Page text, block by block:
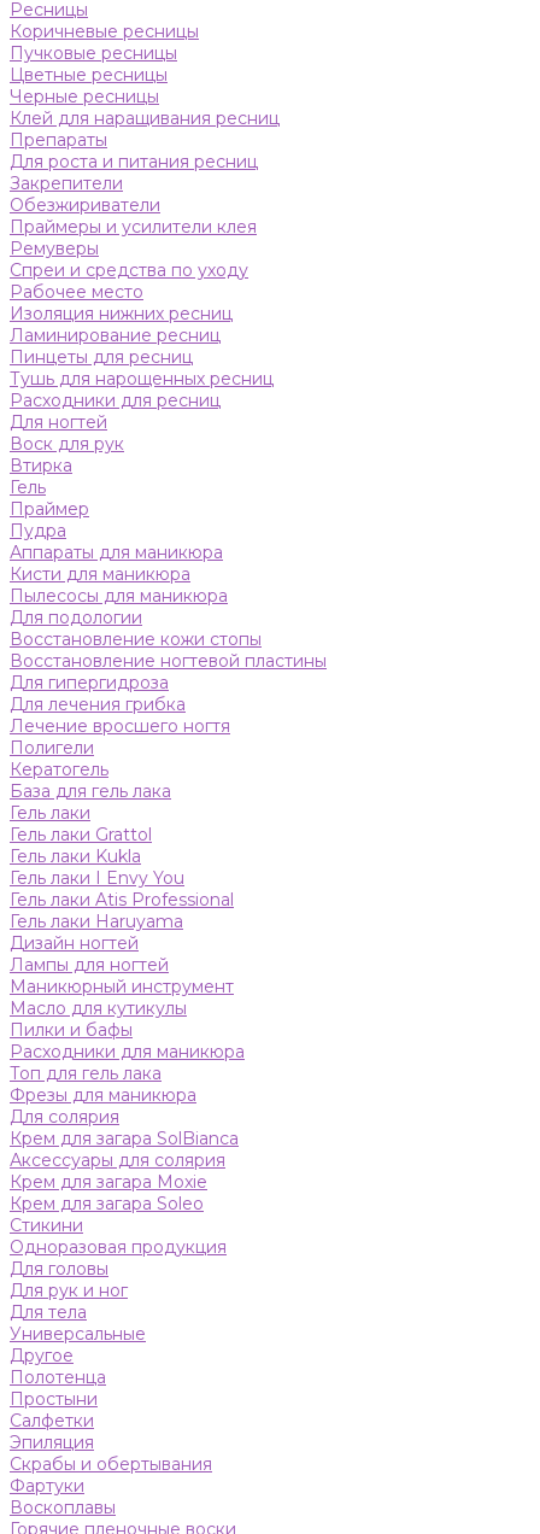
Ресницы
Коричневые ресницы
Пучковые ресницы
Цветные ресницы
Черные ресницы
Клей для наращивания ресниц
Препараты
Для роста и питания ресниц
Закрепители
Обезжириватели
Праймеры и усилители клея
Ремуверы
Спреи и средства по уходу
Рабочее место
Изоляция нижних ресниц
Ламинирование ресниц
Пинцеты для ресниц
Тушь для нарощенных ресниц
Расходники для ресниц
Для ногтей
Воск для рук
Втирка
Гель
Праймер
Пудра
Аппараты для маникюра
Кисти для маникюра
Пылесосы для маникюра
Для подологии
Восстановление кожи стопы
Восстановление ногтевой пластины
Для гипергидроза
Для лечения грибка
Лечение вросшего ногтя
Полигели
Кератогель
База для гель лака
Гель лаки
Гель лаки Grattol
Гель лаки Kukla
Гель лаки I Envy You
Гель лаки Atis Professional
Гель лаки Haruyama
Дизайн ногтей
Лампы для ногтей
Маникюрный инструмент
Масло для кутикулы
Пилки и бафы
Расходники для маникюра
Топ для гель лака
Фрезы для маникюра
Для солярия
Крем для загара SolBianca
Аксессуары для солярия
Крем для загара Moxie
Крем для загара Soleo
Стикини
Одноразовая продукция
Для головы
Для рук и ног
Для тела
Универсальные
Другое
Полотенца
Простыни
Салфетки
Эпиляция
Скрабы и обертывания
Фартуки
Воскоплавы
Горячие пленочные воски